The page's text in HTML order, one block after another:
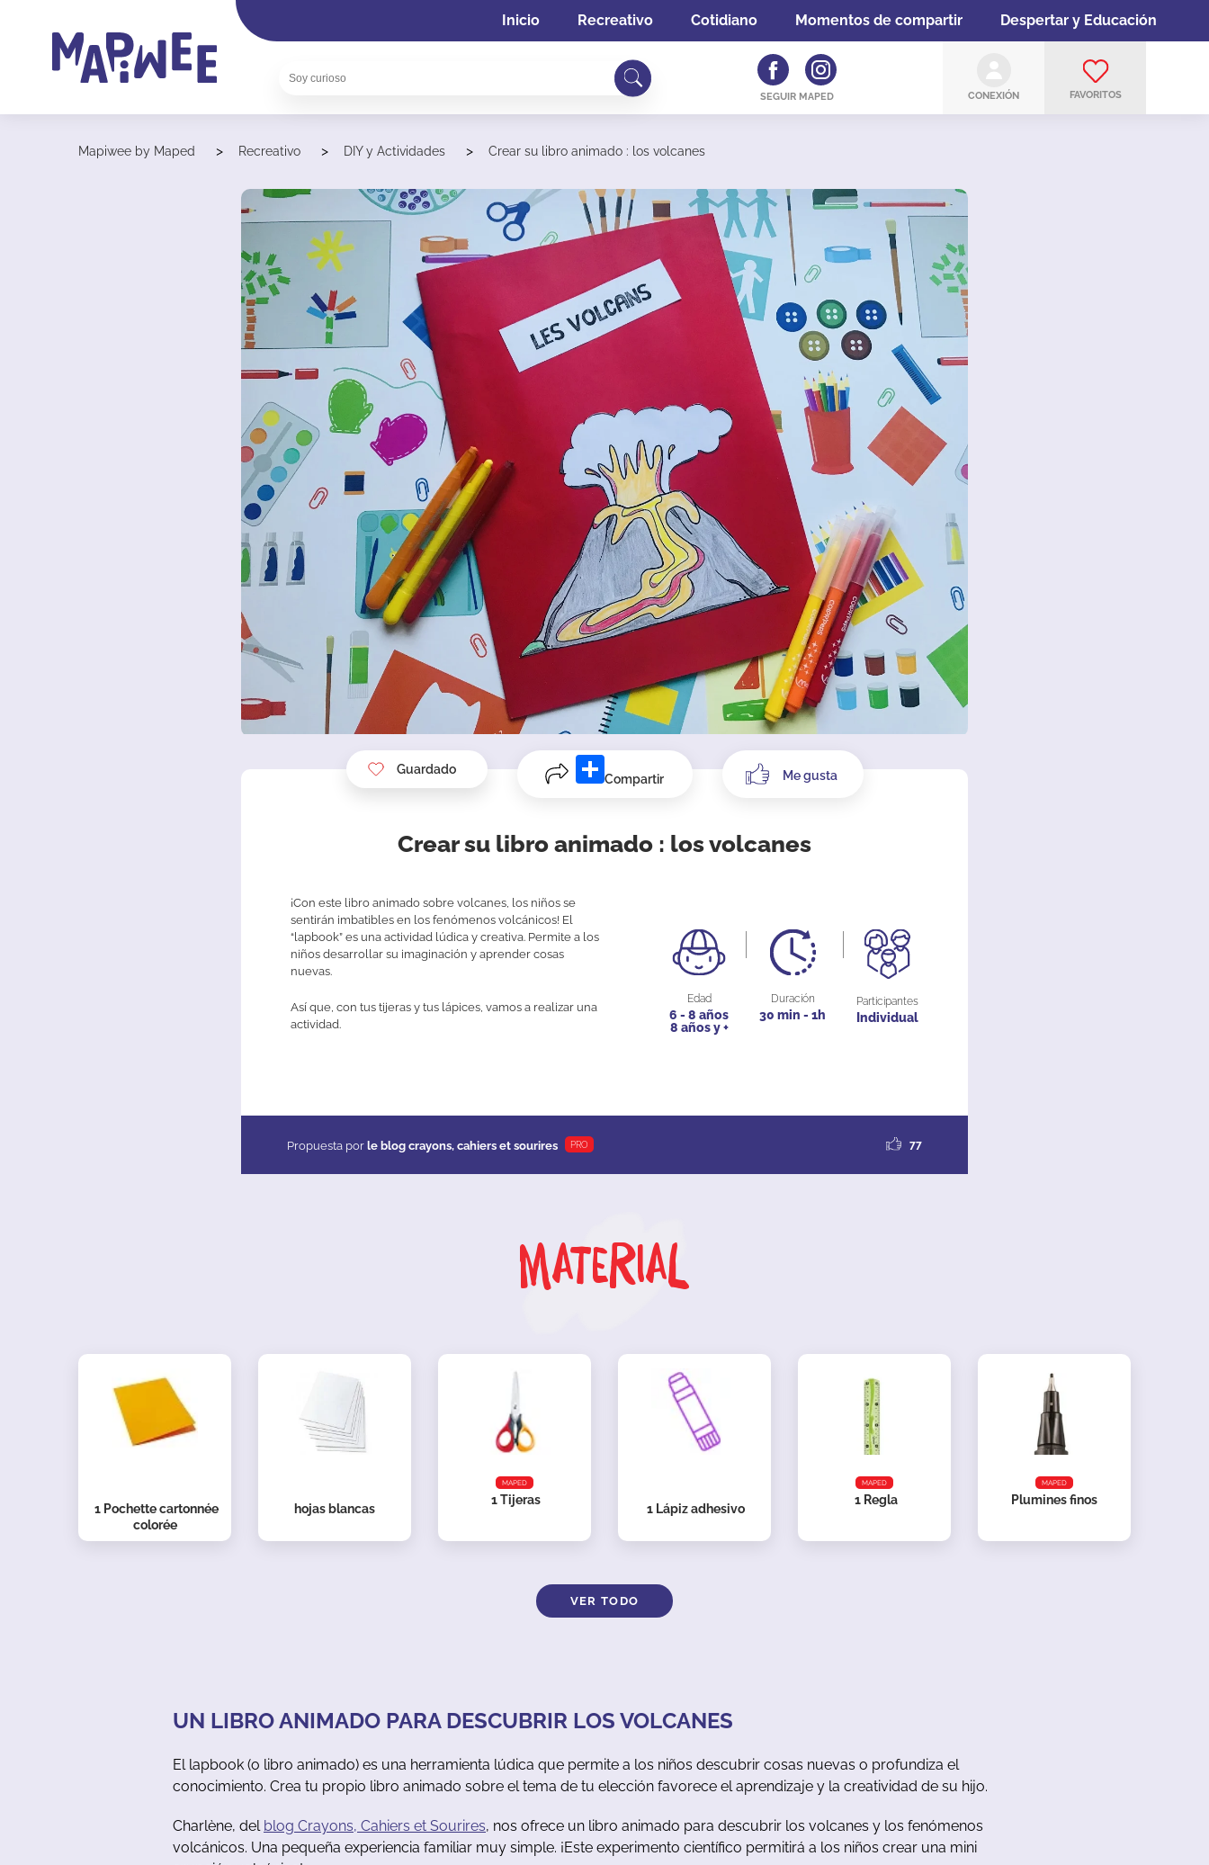
Inicio Recreativo Cotidiano Momentos de compartir Despertar y Educación
SEGUIR MAPED CONEXIÓN FAVORITOS
Mapiwee by Maped > Recreativo > DIY y Actividades > Crear su libro animado : los volcanes
Guardado
Compartir Me gusta
Crear su libro animado : los volcanes
¡Con este libro animado sobre volcanes, los niños se
sentirán imbatibles en los fenómenos volcánicos! El
“lapbook” es una actividad lúdica y creativa. Permite a los
niños desarrollar su imaginación y aprender cosas
nuevas.
Así que, con tus tijeras y tus lápices, vamos a realizar una
actividad.
Edad
6 - 8 años
8 años y +
Duración
30 min - 1h
Participantes
Individual
Propuesta por le blog crayons, cahiers et sourires PRO 77
Material
1 Pochette cartonnée
colorée
hojas blancas
MAPED
1Tijeras
1 Lápiz adhesivo
MAPED
1 Regla
MAPED
Plumines finos
VER TODO
UN LIBRO ANIMADO PARA DESCUBRIR LOS VOLCANES
El lapbook (o libro animado) es una herramienta lúdica que permite a los niños descubrir cosas nuevas o profundiza el
conocimiento. Crea tu propio libro animado sobre el tema de tu elección favorece el aprendizaje y la creatividad de su hijo.
Charlène, del blog Crayons, Cahiers et Sourires, nos ofrece un libro animado para descubrir los volcanes y los fenómenos
volcánicos. Una pequeña experiencia familiar muy simple. ¡Este experimento científico permitirá a los niños crear una mini